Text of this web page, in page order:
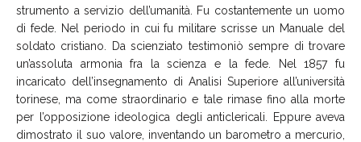
strumento a servizio dell’umanità. Fu costantemente un uomo
di fede. Nel periodo in cui fu militare scrisse un Manuale del
soldato cristiano. Da scienziato testimoniò sempre di trovare
un’assoluta armonia fra la scienza e la fede. Nel 1857 fu
incaricato dell’insegnamento di Analisi Superiore all’università
torinese, ma come straordinario e tale rimase fino alla morte
per l’opposizione ideologica degli anticlericali. Eppure aveva
dimostrato il suo valore, inventando un barometro a mercurio,